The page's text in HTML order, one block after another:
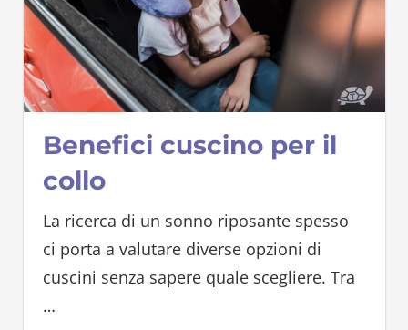
Benefici cuscino per il
collo
La ricerca di un sonno riposante spesso
ci porta a valutare diverse opzioni di
cuscini senza sapere quale scegliere. Tra
…